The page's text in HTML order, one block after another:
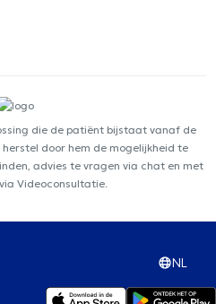
die de patiënt bijstaat vanaf de
door hem de mogelijkheid te
advies te vragen via chat en met
Videoconsultatie.
NL